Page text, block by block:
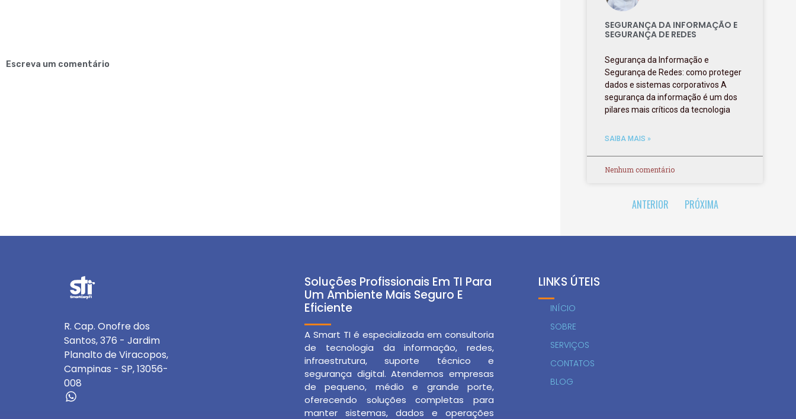
Escreva um comentário
SEGURANÇA DA INFORMAÇÃO E
SEGURANÇA DE REDES
Segurança da Informação e
Segurança de Redes: como proteger
dados e sistemas corporativos A
segurança da informação é um dos
pilares mais críticos da tecnologia
SAIBA MAIS »
Nenhum comentário
ANTERIOR PRÓXIMA
R. Cap. Onofre dos
Santos, 376 - Jardim
Planalto de Viracopos,
Campinas - SP, 13056-
008
Soluções Profissionais Em TI Para
Um Ambiente Mais Seguro E
Eficiente
A Smart TI é especializada em consultoria
de tecnologia da informação, redes,
infraestrutura, suporte técnico e
segurança digital. Atendemos empresas
de pequeno, médio e grande porte,
oferecendo soluções completas para
manter sistemas, dados e operações
LINKS ÚTEIS
INÍCIO
SOBRE
SERVIÇOS
CONTATOS
BLOG